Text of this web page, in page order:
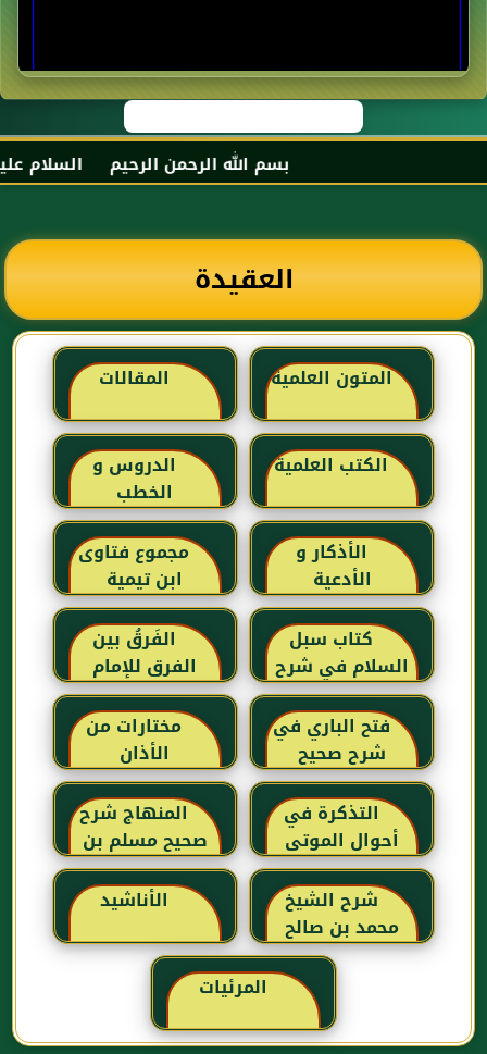
بسم الله الرحمن الرحيم السلام
العقيدة
المتون العلمية المقالات
الكتب العلمية
الدروس و
الخطب
الأذكار و
الأدعية
مجموع فتاوى
ابن تيمية
كتاب سبل
السلام في شرح
بلوغ المرام للإمام
الصنعاني رحمه
الله
الفَرقُ بين
الفرق للإمام
البغدادي
فتح الباري في
شرح صحيح
البخاري للحافظ
ابن حجر
العسقلاني
مختارات من
الأذان
التذكرة في
أحوال الموتى
وأمور الآخرة
للإمام الفرطبي
رحمه الله
المنهاج شرح
صحيح مسلم بن
الحجاج
شرح الشيخ
محمد بن صالح
العثيمين لكتاب
رياض الصالحين
للإمام النووي
رحمهم الله تعالى
الأناشيد
المرئيات